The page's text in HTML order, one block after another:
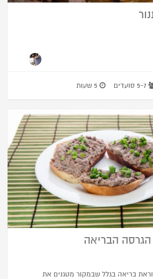
הבריאה
בריאה בגלל שבמקור מטגנים את